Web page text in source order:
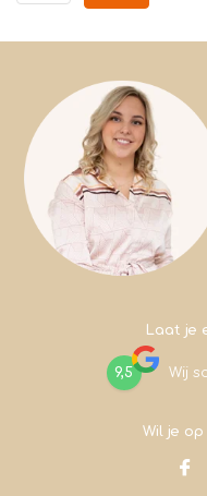
Laat je
9,5 Wij
Wil je